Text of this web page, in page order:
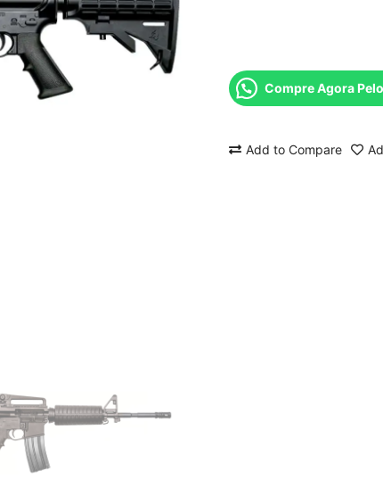
Compre Agora
Add to Compare